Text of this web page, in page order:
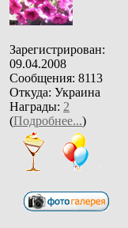
Зарегистрирован:
09.04.2008
Сообщения: 8113
Откуда: Украина
Награды: 2
(Подробнее...)